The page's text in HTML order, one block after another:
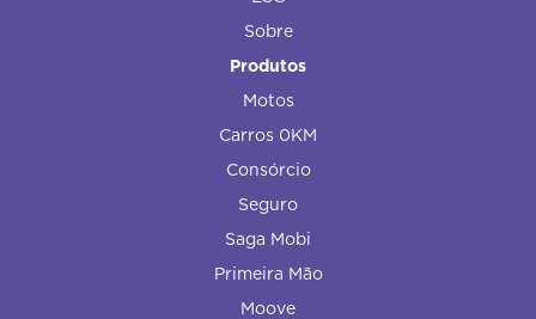
Sobre
Produtos
Motos
Carros 0KM
Consórcio
Seguro
Saga Mobi
Primeira Mão
Moove